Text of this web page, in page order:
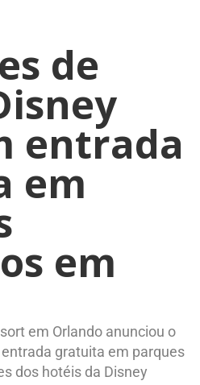
de
entrada
em
em
em Orlando anunciou o
gratuita em parques
dos hotéis da Disney